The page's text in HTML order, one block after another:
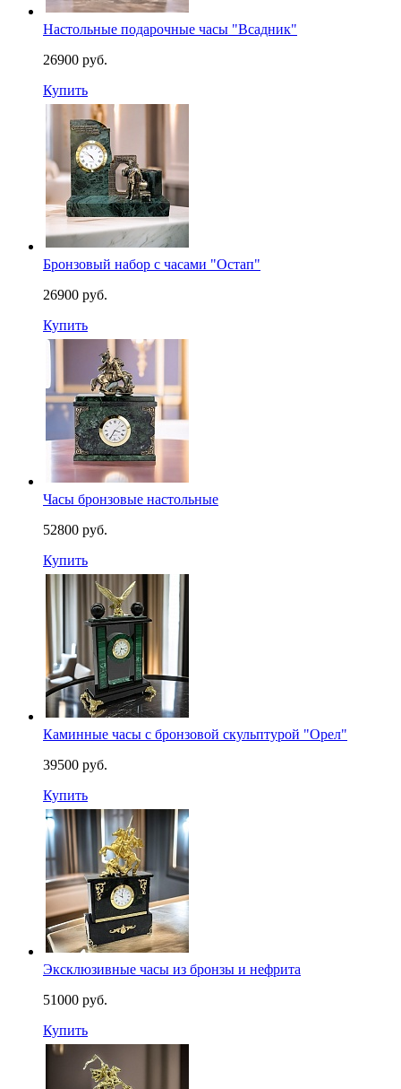
Настольные подарочные часы "Всадник"
26900 руб.
Купить
Бронзовый набор с часами "Остап"
26900 руб.
Купить
Часы бронзовые настольные
52800 руб.
Купить
Каминные часы с бронзовой скульптурой "Орел"
39500 руб.
Купить
Эксклюзивные часы из бронзы и нефрита
51000 руб.
Купить